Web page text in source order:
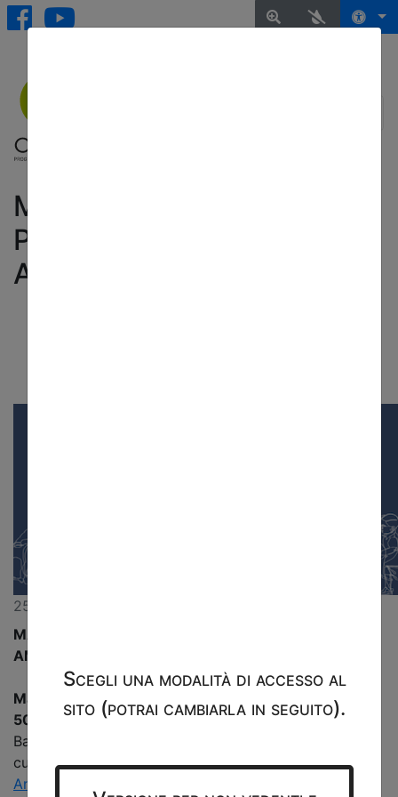
Scegli una modalità di accesso al
sito (potrai cambiarla in seguito).
MANIFESTO LESSICALE
PER L'ACCESSIBILITÀ
AMBIENTALE
25 gennaio 2024
MANIFESTO LESSICALE PER L'ACCESSIBILITÀ
AMBIENTALE
Manifesto lessicale per l'accessibilità ambientale.
50 parole per progettare l'inclusione
Baratta F.L. Adolfo, Conti Christina, Tatano Valeria (a
cura di)
Anteferma